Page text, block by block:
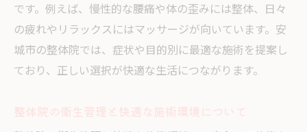
です。例えば、慢性的な腰痛や体の歪みには整体、日々
の疲れやリラックスにはマッサージが向いています。安
城市の整体院では、症状や目的別に最適な施術を提案し
ており、正しい選択が快適な生活につながります。